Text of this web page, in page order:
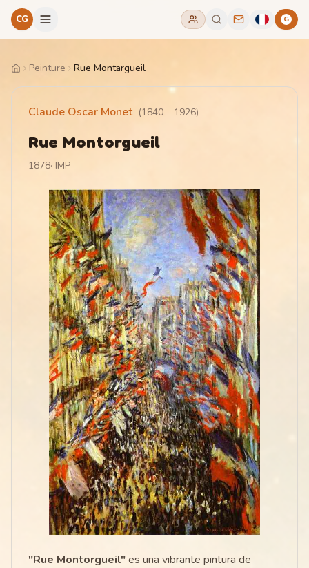
CG G
HomePeinture Rue Montargueil
Claude Oscar Monet (1840 – 1926)
Rue Montorgueil
1878· IMP
"Rue Montorgueil"es una vibrante pintura de